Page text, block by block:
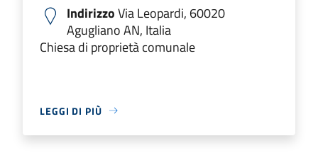
IndirizzoVia Leopardi, 60020
Agugliano AN, Italia
Chiesa di proprietà comunale
LEGGI DI PIÙ